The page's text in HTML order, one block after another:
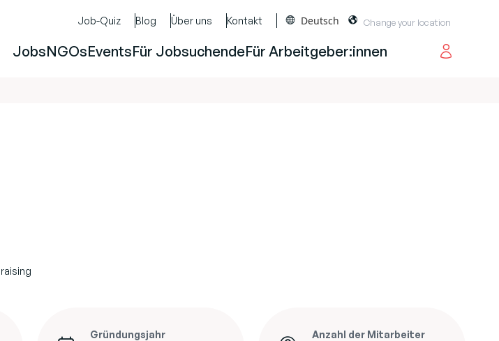
Job-Quiz Blog Über uns Kontakt Deutsch
JobsNGOsEventsFür JobsuchendeFür Arbeitgeber:innen
Gründungsjahr Anzahl der Mitarbeiter